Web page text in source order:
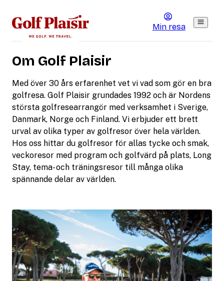
Min resa
Om Golf Plaisir
Med över 30 års erfarenhet vet vi vad som gör en bra
golfresa. Golf Plaisir grundades 1992 och är Nordens
största golfresearrangör med verksamhet i Sverige,
Danmark, Norge och Finland. Vi erbjuder ett brett
urval av olika typer av golfresor över hela världen.
Hos oss hittar du golfresor för allas tycke och smak,
veckoresor med program och golfvärd på plats, Long
Stay, tema- och träningsresor till många olika
spännande delar av världen.